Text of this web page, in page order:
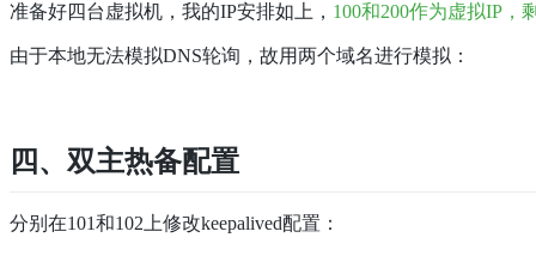
准备好四台虚拟机，我的IP安排如上， 100和200作为虚拟IP，
由于本地无法模拟DNS轮询，故用两个域名进行模拟：
四、双主热备配置
分别在101和102上修改keepalived配置：